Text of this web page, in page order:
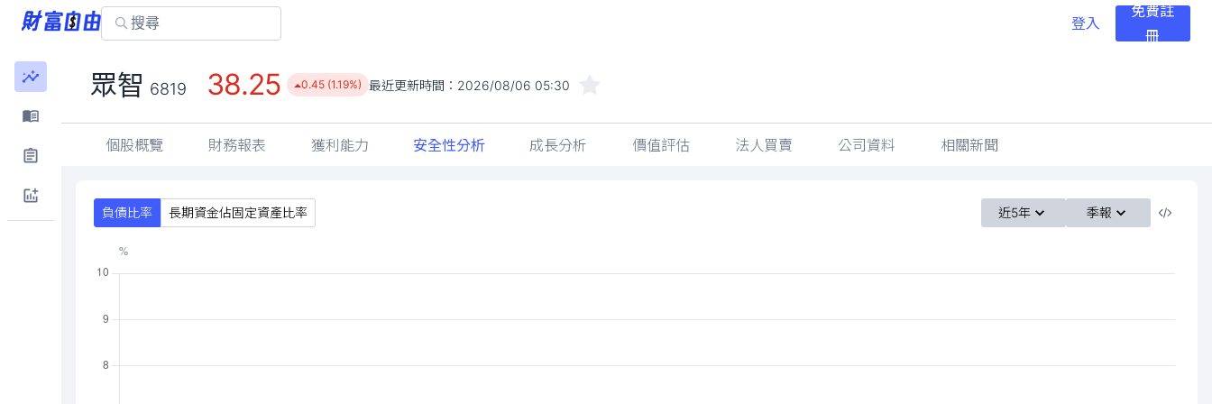
登入
免費註
冊
眾智 6819 38.25 0.45 (1.19%) 最近更新時間： 2026/08/06 05:30
個股概覽 財務報表 獲利能力 安全性分析 成長分析 價值評估 法人買賣 公司資料 相關新聞
負債比率 長期資金佔固定資產比率 近5年 季報